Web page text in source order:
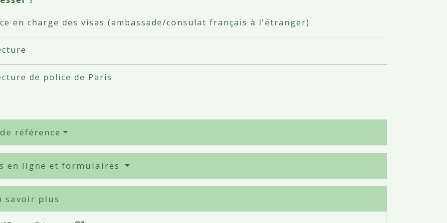
en charge des visas (ambassade/consulat français à l'étranger)
de police de Paris
référence
en ligne et formulaires
savoir plus